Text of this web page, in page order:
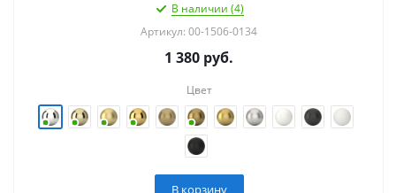
В наличии (4)
Артикул: 00-1506-0134
1 380 руб.
Цвет
В корзину